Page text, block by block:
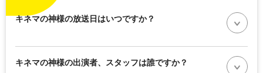
キネマの神様の放送日はいつですか？
キネマの神様の出演者、スタッフは誰ですか？